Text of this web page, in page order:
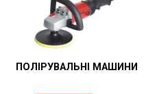
ПОЛІРУВАЛЬНІ МАШИНИ